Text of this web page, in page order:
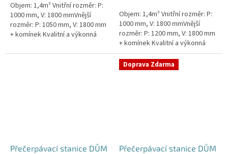
hvězdiček.
Objem: 1,4m³ Vnitřní rozměr: P:
1000 mm, V: 1800 mmVnější
rozměr: P: 1050 mm, V: 1800 mm
+ komínek Kvalitní a výkonná
rodinným domům,
Objem: 1,4m³ Vnitřní rozměr: P:
1000 mm, V: 1800 mmVnější
rozměr: P: 1200 mm, V: 1800 mm
+ komínek Kvalitní a výkonná
přečerpávací stanice k
rodinným domům,
provozovnám,...
Přečerpávací stanice DŮM
Doprava Zdarma
Přečerpávací stanice DŮM